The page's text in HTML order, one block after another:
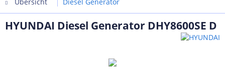
HYUNDAI Diesel Generator DHY8600SE D